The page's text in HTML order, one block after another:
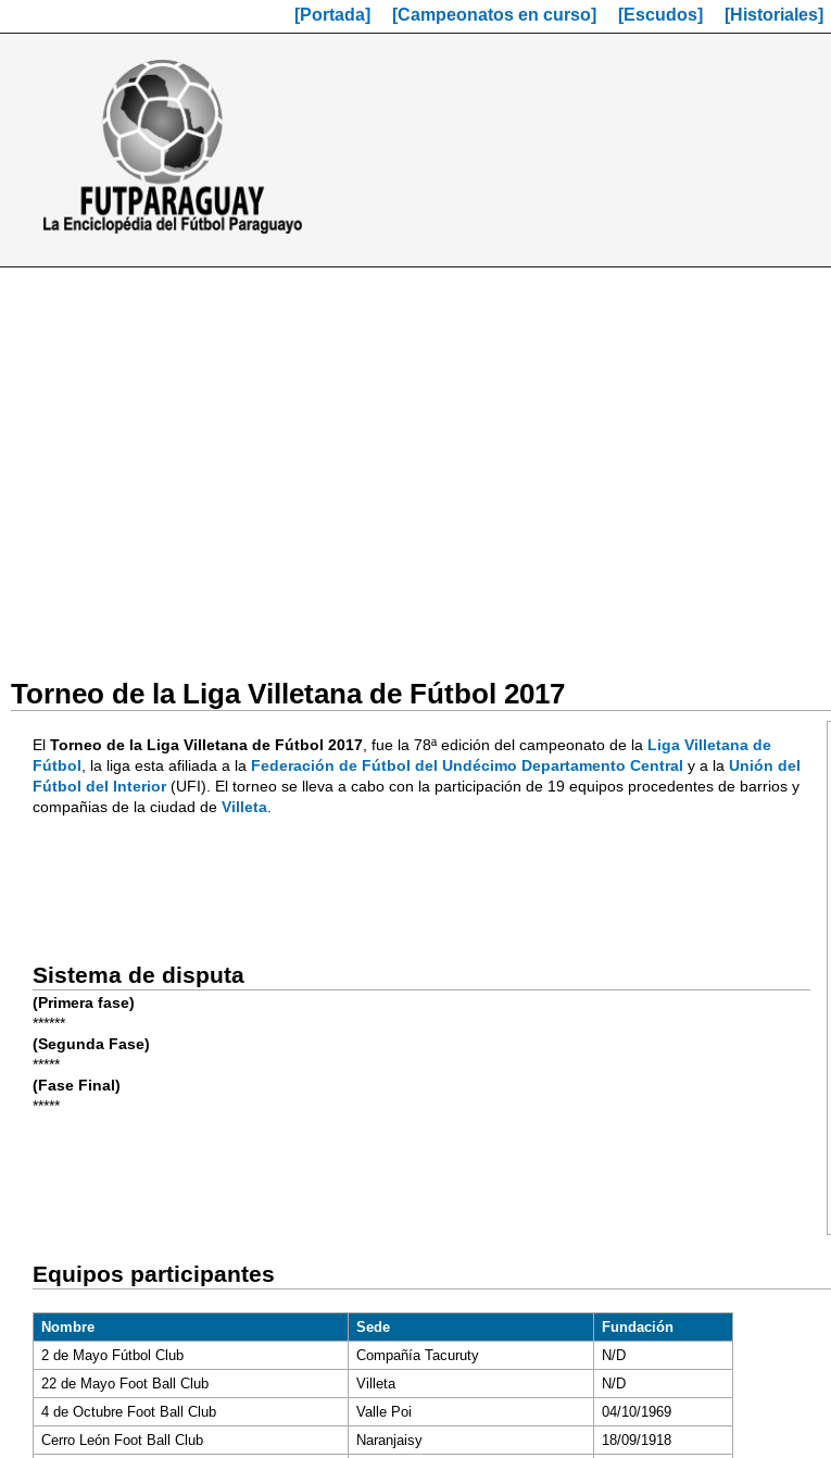
[Portada] [Campeonatos en curso] [Escudos] [Historiales]
Torneo de la Liga Villetana de Fútbol 2017
El Torneo de la Liga Villetana de Fútbol 2017 , fue la 78ª edición del campeonato de la Liga Villetana de
Fútbol , la liga esta afiliada a la Federación de Fútbol del Undécimo Departamento Central y a la Unión del
Fútbol del Interior(UFI). El torneo se lleva a cabo con la participación de 19 equipos procedentes de barrios y
compañias de la ciudad de Villeta
Sistema de disputa
(Primera fase)
******
(Segunda Fase)
*****
(Fase Final)
*****
Equipos participantes
Nombre Sede
Fundación
2 de Mayo Fútbol Club
Compañía Tacuruty
N/D
22 de Mayo Foot Ball Club
Villeta
N/D
4 de Octubre Foot Ball Club
Valle Poi
04/10/1969
Cerro León Foot Ball Club
Naranjaisy
18/09/1918